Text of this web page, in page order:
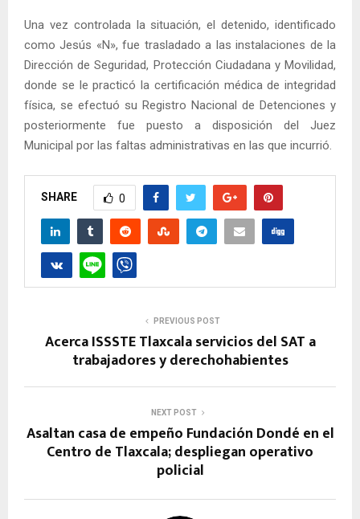
Una vez controlada la situación, el detenido, identificado
como Jesús «N», fue trasladado a las instalaciones de la
Dirección de Seguridad, Protección Ciudadana y Movilidad,
donde se le practicó la certificación médica de integridad
física, se efectuó su Registro Nacional de Detenciones y
posteriormente fue puesto a disposición del Juez
Municipal por las faltas administrativas en las que incurrió.
SHARE 0
PREVIOUS POST
Acerca ISSSTE Tlaxcala servicios del SAT a
trabajadores y derechohabientes
NEXT POST
Asaltan casa de empeño Fundación Dondé en el
Centro de Tlaxcala; despliegan operativo
policial